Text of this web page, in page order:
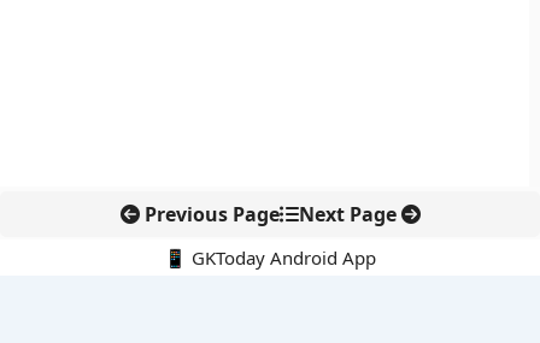
Previous Page Next Page
📱 GKToday Android App